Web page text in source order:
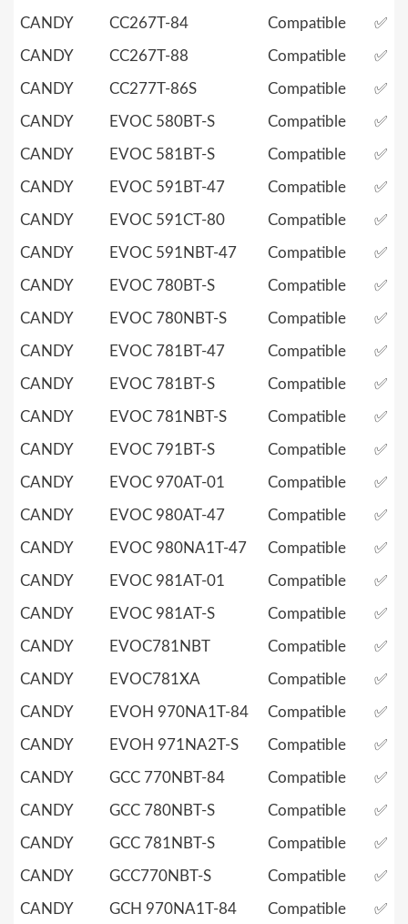
CANDY CC267T-84 Compatible ✅
CANDY CC267T-88 Compatible ✅
CANDY CC277T-86S Compatible ✅
CANDY EVOC 580BT-S Compatible ✅
CANDY EVOC 581BT-S Compatible ✅
CANDY EVOC 591BT-47 Compatible ✅
CANDY EVOC 591CT-80 Compatible ✅
CANDY EVOC 591NBT-47 Compatible ✅
CANDY EVOC 780BT-S Compatible ✅
CANDY EVOC 780NBT-S Compatible ✅
CANDY EVOC 781BT-47 Compatible ✅
CANDY EVOC 781BT-S Compatible ✅
CANDY EVOC 781NBT-S Compatible ✅
CANDY EVOC 791BT-S Compatible ✅
CANDY EVOC 970AT-01 Compatible ✅
CANDY EVOC 980AT-47 Compatible ✅
CANDY EVOC 980NA1T-47 Compatible ✅
CANDY EVOC 981AT-01 Compatible ✅
CANDY EVOC 981AT-S Compatible ✅
CANDY EVOC781NBT Compatible ✅
CANDY EVOC781XA Compatible ✅
CANDY EVOH 970NA1T-84 Compatible ✅
CANDY EVOH 971NA2T-S Compatible ✅
CANDY GCC 770NBT-84 Compatible ✅
CANDY GCC 780NBT-S Compatible ✅
CANDY GCC 781NBT-S Compatible ✅
CANDY GCC770NBT-S Compatible ✅
CANDY GCH 970NA1T-84 Compatible ✅